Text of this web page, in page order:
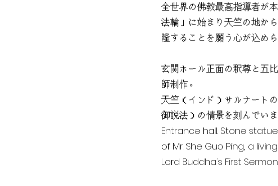
全世界の佛教最高指導者が
法輪」に始まり天竺の地か
隆することを願う心が込め
玄関ホール正面の釈尊と五
師制作。
天竺（インド）サルナート
御説法）の情景を刻んでいま
Entrance hall. Stone
of Mr. She Guo Ping, a
Lord Buddha's First